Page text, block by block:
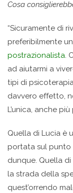
Cosa
“Sicuramente di
preferibilmente
postrazionalista.
ad aiutarmi a
tipi di
davvero effetto,
L’unica, anche
Quella di Lucia è
portata sul punto
dunque. Quella
la strada della
quest’orrendo